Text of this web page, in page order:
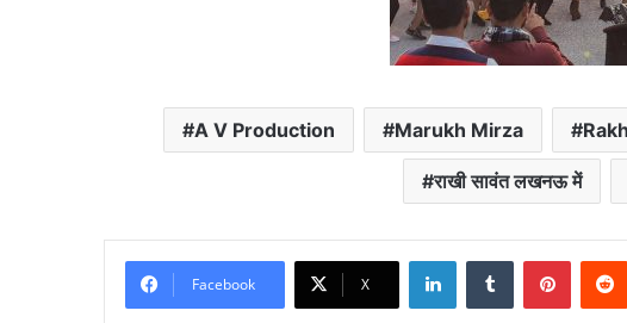
A V Production Marukh Mirza
राखी सावंत लखनऊ में
Facebook X
LinkedInTumblr Pinterest